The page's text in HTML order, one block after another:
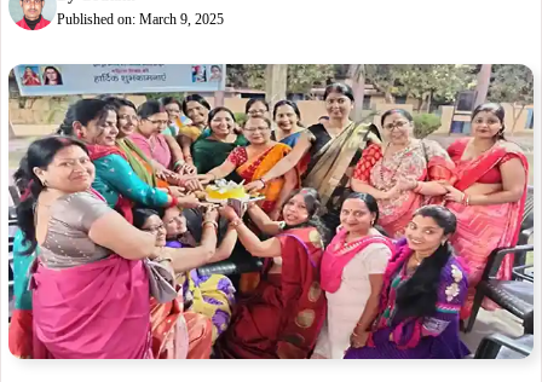
Published on: March 9, 2025